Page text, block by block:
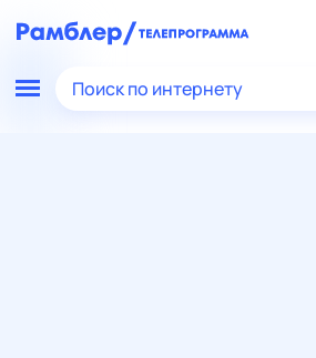
Поиск по интернету